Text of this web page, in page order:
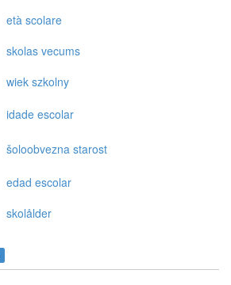
età scolare
skolas vecums
wiek szkolny
idade escolar
šoloobvezna starost
edad escolar
skolålder